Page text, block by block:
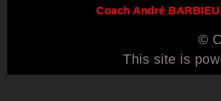
Coach André
©
This site is